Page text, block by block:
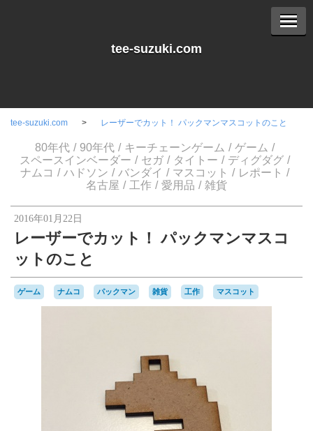
tee-suzuki.com
tee-suzuki.com レーザーでカット！ パックマンマスコットのこと
80年代 90年代 キーチェーンゲーム
ゲーム
スペースインベーダー
セガ タイトー
ディグダグ
ナムコ
ハドソン バンダイ マスコット
レポート
名古屋
工作 愛用品 雑貨
2016年01月22日
レーザーでカット！ パックマンマスコ
ットのこと
ゲーム ナムコ パックマン 雑貨 工作 マスコット